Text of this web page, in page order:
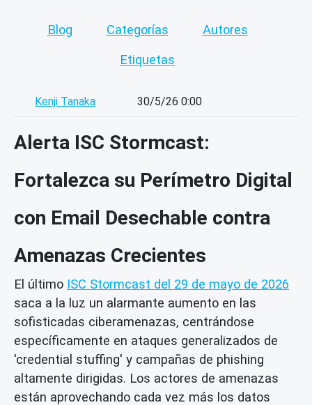
Blog Categorías Autores
Etiquetas
Kenji Tanaka 30/5/26 0:00
Alerta ISC Stormcast:
Fortalezca su Perímetro Digital
con Email Desechable contra
Amenazas Crecientes
El último ISC Stormcast del 29 de mayo de 2026
saca a la luz un alarmante aumento en las
sofisticadas ciberamenazas, centrándose
específicamente en ataques generalizados de
'credential stuffing' y campañas de phishing
altamente dirigidas. Los actores de amenazas
están aprovechando cada vez más los datos